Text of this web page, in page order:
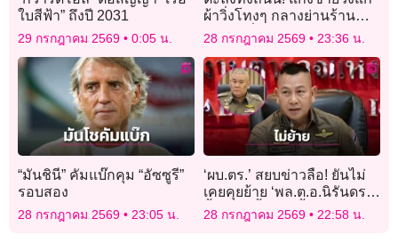
ใบสีฟ้า” ถึงปี 2031
29 กรกฎาคม 2569 0:05 น.
ผ้าวิ่งโทงๆ กลางย่านร้าน
อาหารชื่อดังในออสเตรเลีย
28 กรกฎาคม 2569 23:36 น.
“มันชินี” คัมแบ๊กคุม “อัซซูรี”
รอบสอง
28 กรกฎาคม 2569 23:05 น.
‘ผบ.ตร.’ สยบข่าวลือ! ยันไม่
เคยคุยย้าย ‘พล.ต.อ.นิรันดร’
จี้ตำรวจตั้งหน้าตั้งตาทำงาน
28 กรกฎาคม 2569 22:58 น.